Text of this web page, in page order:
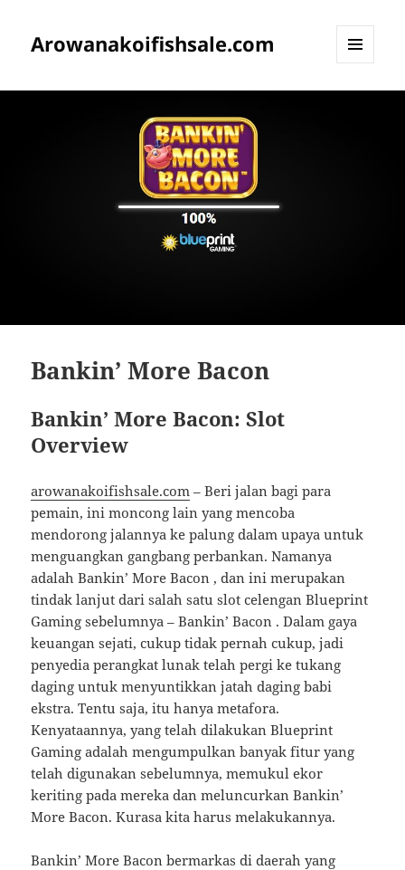
Arowanakoifishsale.com
Bankin’ More Bacon
Bankin’ More Bacon: Slot
Overview
arowanakoifishsale.com – Beri jalan bagi para
pemain, ini moncong lain yang mencoba
mendorong jalannya ke palung dalam upaya untuk
menguangkan gangbang perbankan. Namanya
adalah Bankin’ More Bacon , dan ini merupakan
tindak lanjut dari salah satu slot celengan Blueprint
Gaming sebelumnya – Bankin’ Bacon . Dalam gaya
keuangan sejati, cukup tidak pernah cukup, jadi
penyedia perangkat lunak telah pergi ke tukang
daging untuk menyuntikkan jatah daging babi
ekstra. Tentu saja, itu hanya metafora.
Kenyataannya, yang telah dilakukan Blueprint
Gaming adalah mengumpulkan banyak fitur yang
telah digunakan sebelumnya, memukul ekor
keriting pada mereka dan meluncurkan Bankin’
More Bacon. Kurasa kita harus melakukannya.
Bankin’ More Bacon bermarkas di daerah yang